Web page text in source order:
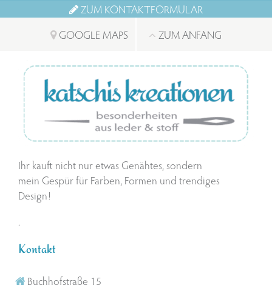
ZUM KONTAKTFORMULAR
GOOGLE MAPS
ZUM ANFANG
Ihr kauft nicht nur etwas Genähtes, sondern
mein Gespür für Farben, Formen und trendiges
Design!
.
Kontakt
Buchhofstraße 15